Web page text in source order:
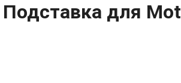
Подставка для